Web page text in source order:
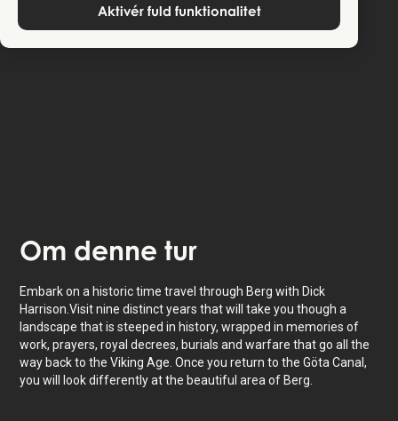
Aktivér fuld funktionalitet
Turen finder sted iLinköping,Sverige
Om denne tur
Embark on a historic time travel through Berg with Dick
Harrison.Visit nine distinct years that will take you though a
landscape that is steeped in history, wrapped in memories of
work, prayers, royal decrees, burials and warfare that go all the
way back to the Viking Age. Once you return to the Göta Canal,
you will look differently at the beautiful area of Berg.